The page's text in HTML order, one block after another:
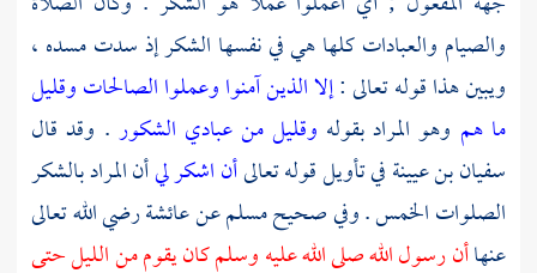
والصيام والعبادات كلها هي في نفسها الشكر إذ سدت مسده ،
ويبين هذا قوله تعالى :إلا الذين آمنوا وعملوا الصالحات وقليل
ما هم وهو المراد بقوله وقليل من عبادي الشكور . وقد قال
سفيان بن عيينةفي تأويل قوله تعالىأن اشكر ليأن المراد بالشكر
الصلوات الخمس . وفي صحيحمسلمعنعائشةرضي الله تعالى
عنهاأن رسول الله صلى الله عليه وسلم كان يقوم من الليل حتى